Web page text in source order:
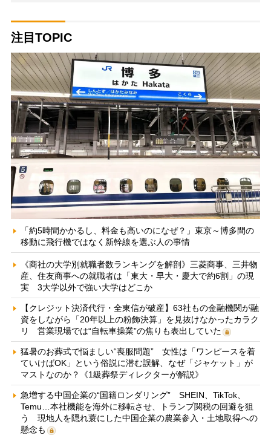
注目TOPIC
「約5時間かかるし、料金も高いのになぜ？」東京～博多間の
移動に飛行機ではなく新幹線を選ぶ人の事情
《商社の大学別就職者数ランキングを解剖》三菱商事、三井物
産、住友商事への就職者は「東大・早大・慶大で約6割」の現
実 3大学以外で強い大学はどこか
【クレジット決済代行・全東信が破産】63社もの金融機関が融
資をしながら「20年以上の粉飾決算」を見抜けなかったカラク
リ 営業現場では“自転車操業”の焦りも表出していた
猛暑のお葬式で悩ましい“喪服問題” 女性は「ワンピースを着
ていけばOK」という俗説に潜む誤解、なぜ「ジャケット」が
マストなのか？《1級葬祭ディレクターが解説》
急増する中国企業の“国籍ロンダリング” SHEIN、TikTok、
Temu…本社機能を海外に移転させ、トランプ関税の回避を狙
う 現地人を隠れ蓑にした中国企業の農業参入・土地取得への
懸念も